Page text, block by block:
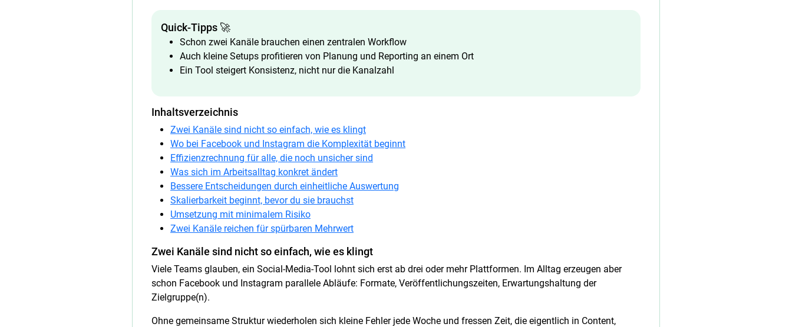
Quick-Tipps 🚀
Schon zwei Kanäle brauchen einen zentralen Workflow
Auch kleine Setups profitieren von Planung und Reporting an einem Ort
Ein Tool steigert Konsistenz, nicht nur die Kanalzahl
Inhaltsverzeichnis
Zwei Kanäle sind nicht so einfach, wie es klingt
Wo bei Facebook und Instagram die Komplexität beginnt
Effizienzrechnung für alle, die noch unsicher sind
Was sich im Arbeitsalltag konkret ändert
Bessere Entscheidungen durch einheitliche Auswertung
Skalierbarkeit beginnt, bevor du sie brauchst
Umsetzung mit minimalem Risiko
Zwei Kanäle reichen für spürbaren Mehrwert
Zwei Kanäle sind nicht so einfach, wie es klingt
Viele Teams glauben, ein Social-Media-Tool lohnt sich erst ab drei oder mehr Plattformen. Im Alltag erzeugen aber
schon Facebook und Instagram parallele Abläufe: Formate, Veröffentlichungszeiten, Erwartungshaltung der
Zielgruppe(n).
Ohne gemeinsame Struktur wiederholen sich kleine Fehler jede Woche und fressen Zeit, die eigentlich in Content,